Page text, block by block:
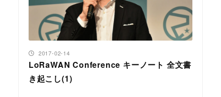
LoRaWAN Conference キーノート 全文書
き起こし(1)
投稿日
2017-02-14